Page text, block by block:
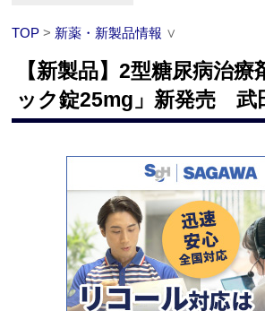
TOP > 新薬・新製品情報 ∨
【新製品】2型糖尿病治
ック錠25mg」新発売 武